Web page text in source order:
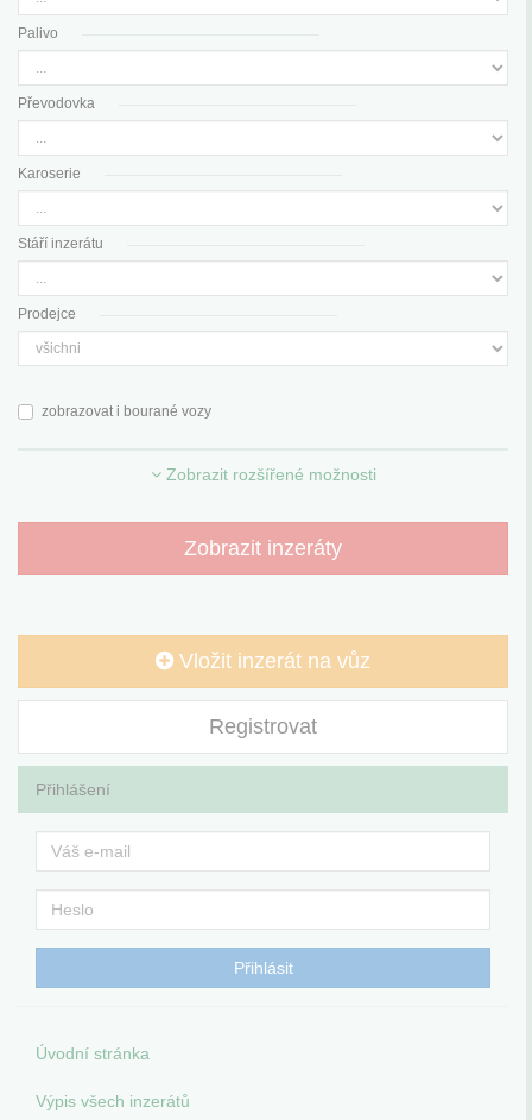
Palivo
Převodovka
Karoserie
Stáří inzerátu
Prodejce
zobrazovat i bourané vozy
Zobrazit rozšířené možnosti
Zobrazit inzeráty
Vložit inzerát na vůz
Registrovat
Přihlášení
Úvodní stránka
Výpis všech inzerátů